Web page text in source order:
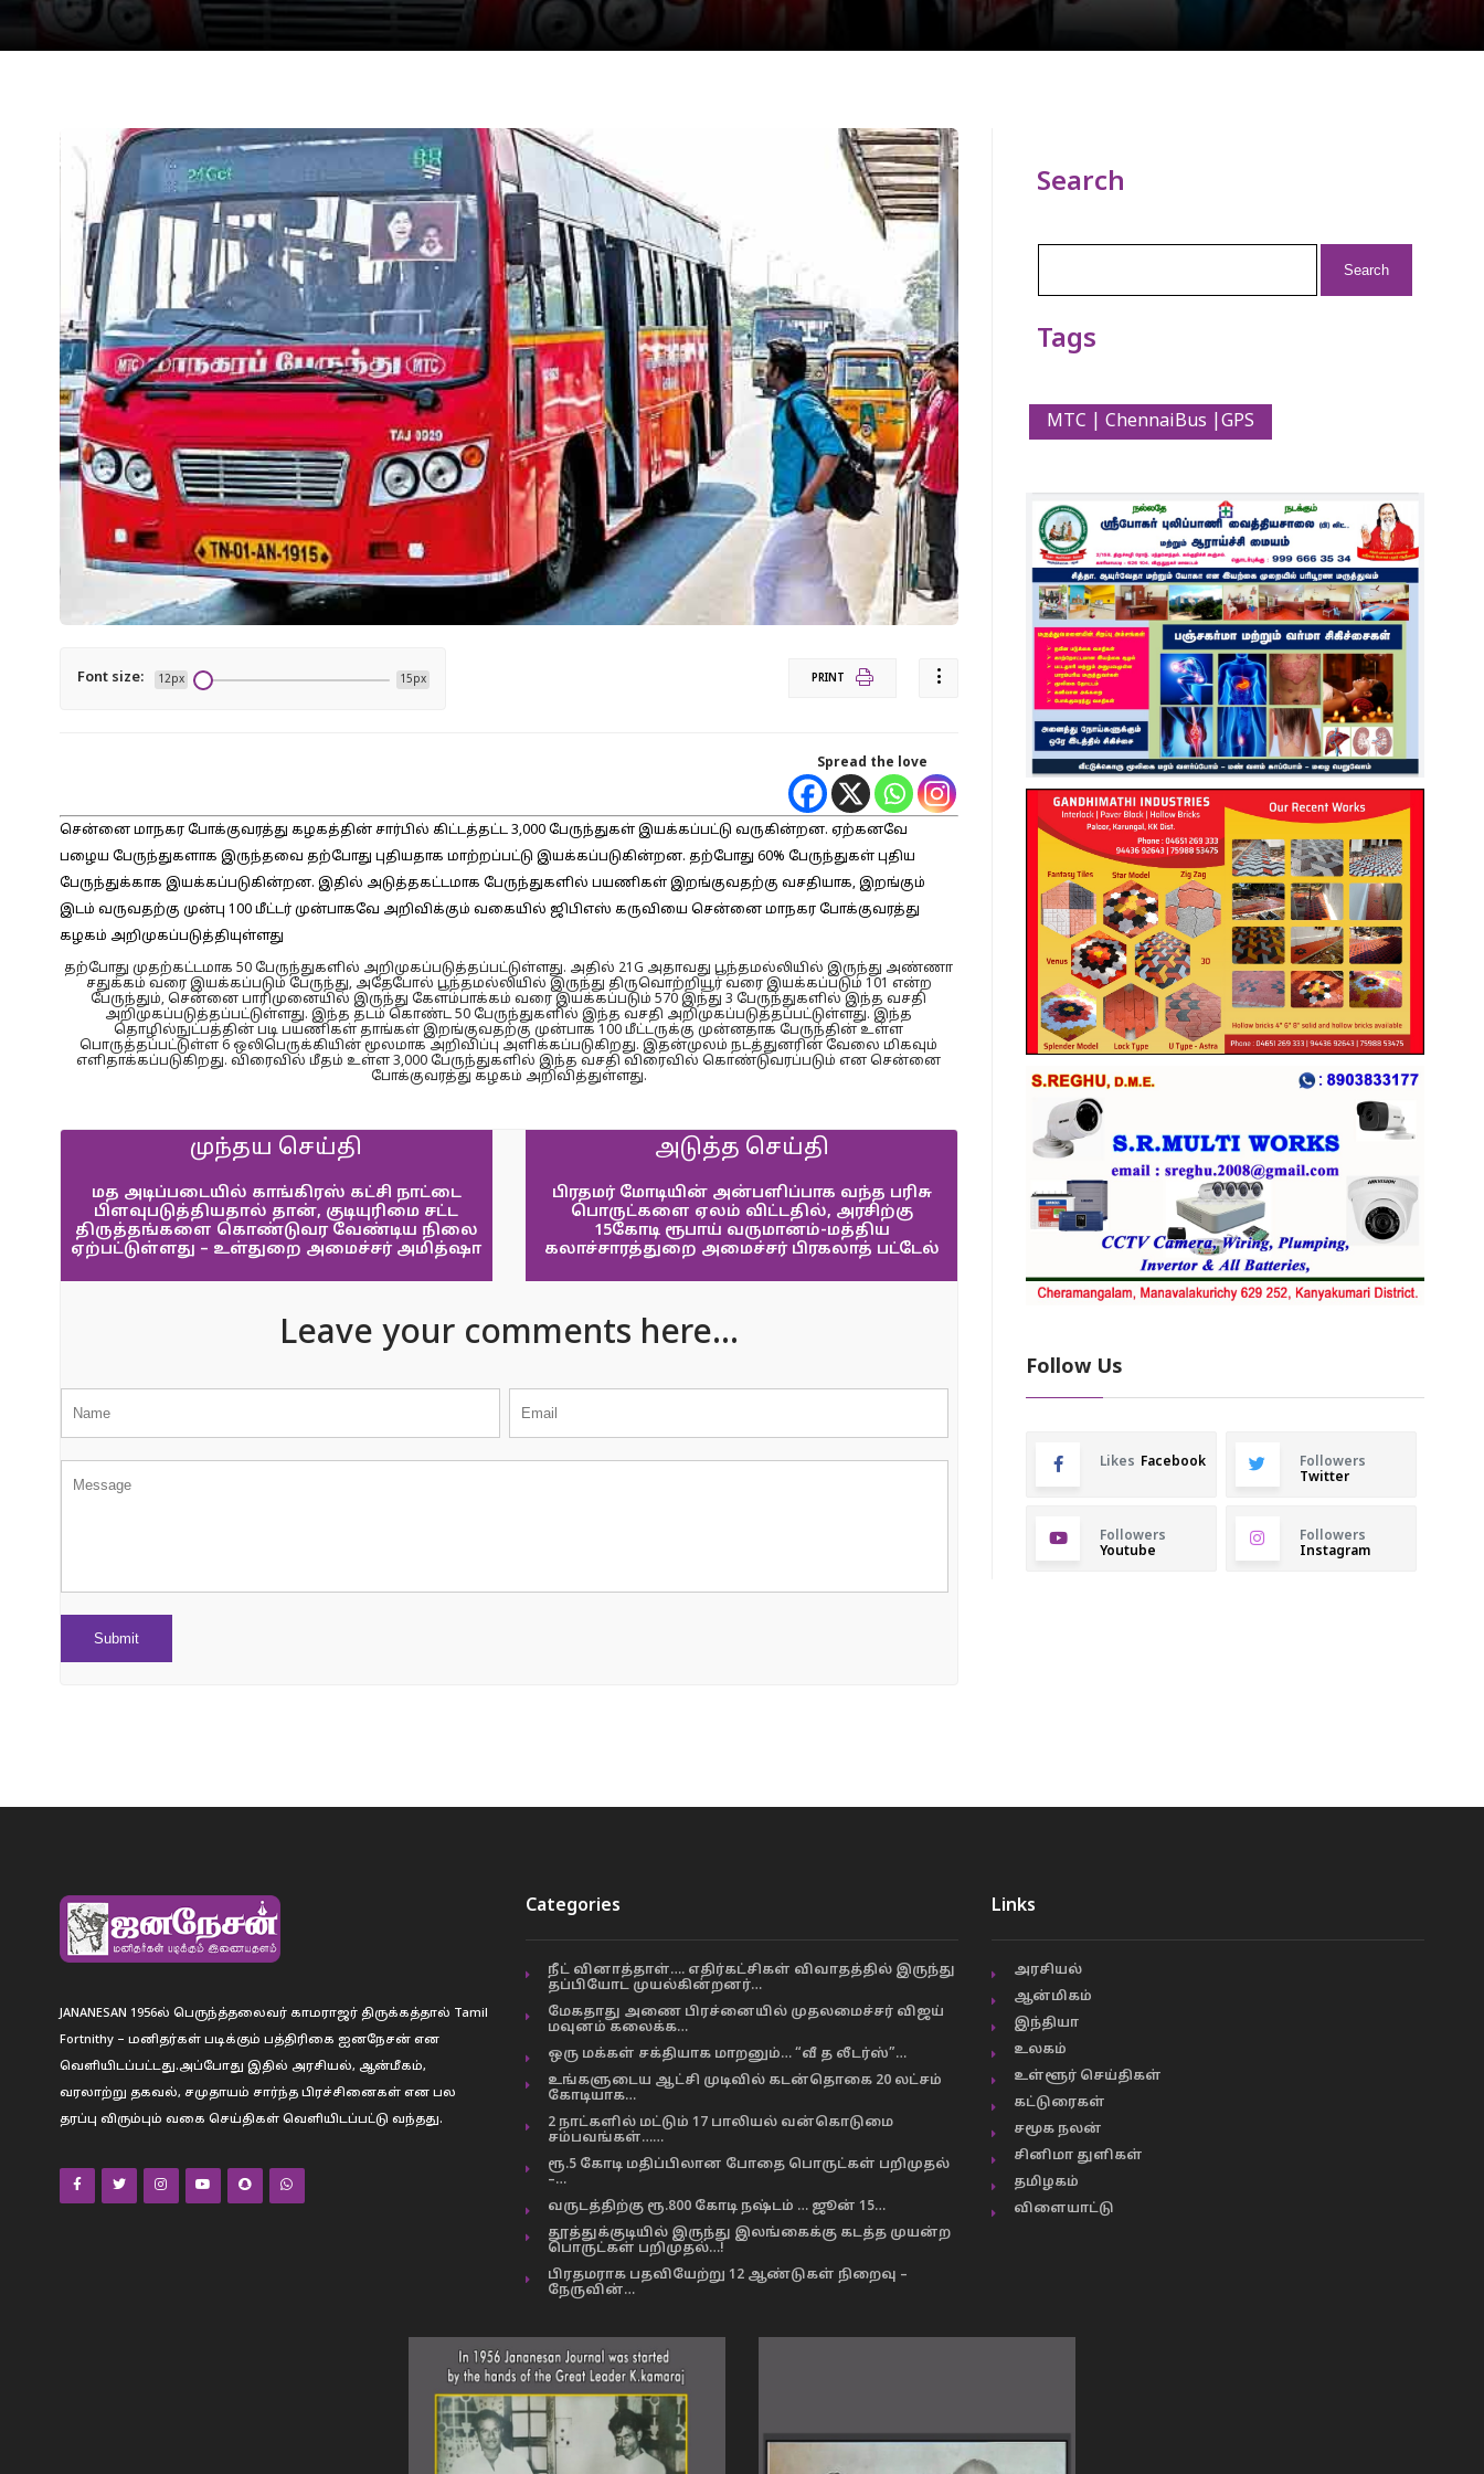
Font size: 12px 15px PRINT
Spread the love
சென்னை மாநகர போக்குவரத்து கழகத்தின் சார்பில் கிட்டத்தட்ட 3,000 பேருந்துகள் இயக்கப்பட்டு வருகின்றன. ஏற்கனவே
பழைய பேருந்துகளாக இருந்தவை தற்போது புதியதாக மாற்றப்பட்டு இயக்கப்படுகின்றன. தற்போது 60% பேருந்துகள் புதிய
பேருந்துக்காக இயக்கப்படுகின்றன. இதில் அடுத்தகட்டமாக பேருந்துகளில் பயணிகள் இறங்குவதற்கு வசதியாக, இறங்கும்
இடம் வருவதற்கு முன்பு 100 மீட்டர் முன்பாகவே அறிவிக்கும் வகையில் ஜிபிஎஸ் கருவியை சென்னை மாநகர போக்குவரத்து
கழகம் அறிமுகப்படுத்தியுள்ளது
தற்போது முதற்கட்டமாக 50 பேருந்துகளில் அறிமுகப்படுத்தப்பட்டுள்ளது. அதில் 21G அதாவது பூந்தமல்லியில் இருந்து அண்ணா
சதுக்கம் வரை இயக்கப்படும் பேருந்து, அதேபோல் பூந்தமல்லியில் இருந்து திருவொற்றியூர் வரை இயக்கப்படும் 101 என்ற
பேருந்தும், சென்னை பாரிமுனையில் இருந்து கேளம்பாக்கம் வரை இயக்கப்படும் 570 இந்து 3 பேருந்துகளில் இந்த வசதி
அறிமுகப்படுத்தப்பட்டுள்ளது. இந்த தடம் கொண்ட 50 பேருந்துகளில் இந்த வசதி அறிமுகப்படுத்தப்பட்டுள்ளது. இந்த
தொழில்நுட்பத்தின் படி பயணிகள் தாங்கள் இறங்குவதற்கு முன்பாக 100 மீட்டருக்கு முன்னதாக பேருந்தின் உள்ள
பொருத்தப்பட்டுள்ள 6 ஒலிபெருக்கியின் மூலமாக அறிவிப்பு அளிக்கப்படுகிறது. இதன்முலம் நடத்துனரின் வேலை மிகவும்
எளிதாக்கப்படுகிறது. விரைவில் மீதம் உள்ள 3,000 பேருந்துகளில் இந்த வசதி விரைவில் கொண்டுவரப்படும் என சென்னை
போக்குவரத்து கழகம் அறிவித்துள்ளது.
முந்தய செய்தி
மத அடிப்படையில் காங்கிரஸ் கட்சி நாட்டை
பிளவுபடுத்தியதால் தான், குடியுரிமை சட்ட
திருத்தங்களை கொண்டுவர வேண்டிய நிலை
ஏற்பட்டுள்ளது – உள்துறை அமைச்சர் அமித்ஷா
அடுத்த செய்தி
பிரதமர் மோடியின் அன்பளிப்பாக வந்த பரிசு
பொருட்களை ஏலம் விட்டதில், அரசிற்கு
15கோடி ரூபாய் வருமானம்-மத்திய
கலாச்சாரத்துறை அமைச்சர் பிரகலாத் பட்டேல்
Leave your comments here...
Search
Tags
MTC | ChennaiBus |GPS
Follow Us
Likes Facebook
Followers
Twitter
Followers
Youtube
Followers
Instagram
JANANESAN 1956ல் பெருந்த்தலைவர் காமராஜர் திருக்கத்தால் Tamil
Fortnithy – மனிதர்கள் படிக்கும் பத்திரிகை ஐனநேசன் என
வெளியிடப்பட்டது.அப்போது இதில் அரசியல், ஆன்மீகம்,
வரலாற்று தகவல், சமுதாயம் சார்ந்த பிரச்சினைகள் என பல
தரப்பு விரும்பும் வகை செய்திகள் வெளியிடப்பட்டு வந்தது.
Categories
நீட் வினாத்தாள்…. எதிர்கட்சிகள் விவாதத்தில் இருந்து
தப்பியோட முயல்கின்றனர்…
மேகதாது அணை பிரச்னையில் முதலமைச்சர் விஜய்
மவுனம் கலைக்க…
ஒரு மக்கள் சக்தியாக மாறனும்… “வீ த லீடர்ஸ்”…
உங்களுடைய ஆட்சி முடிவில் கடன்தொகை 20 லட்சம்
கோடியாக…
2 நாட்களில் மட்டும் 17 பாலியல் வன்கொடுமை
சம்பவங்கள்……
ரூ.5 கோடி மதிப்பிலான போதை பொருட்கள் பறிமுதல்
–…
வருடத்திற்கு ரூ.800 கோடி நஷ்டம் … ஜூன் 15…
தூத்துக்குடியில் இருந்து இலங்கைக்கு கடத்த முயன்ற
பொருட்கள் பறிமுதல்…!
பிரதமராக பதவியேற்று 12 ஆண்டுகள் நிறைவு –
நேருவின்…
Links
அரசியல்
ஆன்மிகம்
இந்தியா
உலகம்
உள்ளூர் செய்திகள்
கட்டுரைகள்
சமூக நலன்
சினிமா துளிகள்
தமிழகம்
விளையாட்டு